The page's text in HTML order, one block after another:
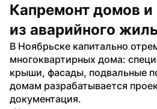
Капремонт домов и
из аварийного
В Ноябрьске капитально
многоквартирных дома:
крыши, фасады, подвальные
домам разрабатывается
документация.